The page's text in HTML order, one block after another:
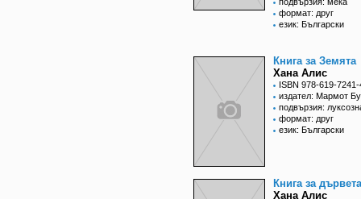
формат: друг
език: Български
Книга за Земята
Хана Алис
ISBN 978-619-
издател: Мармот
подвързия:
формат: друг
език: Български
Книга за
Хана Алис